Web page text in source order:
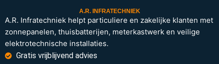
A.R. INFRATECHNIEK
A.R. Infratechniek helpt particuliere en zakelijke klanten met
zonnepanelen, thuisbatterijen, meterkastwerk en veilige
elektrotechnische installaties.
Gratis vrijblijvend advies